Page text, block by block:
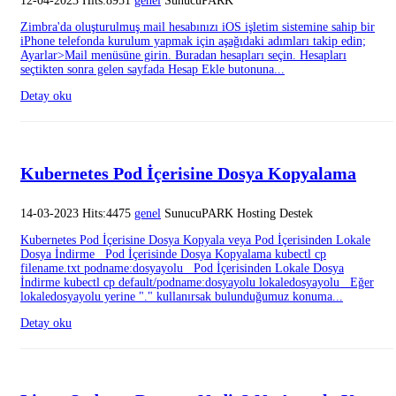
Zimbra'da oluşturulmuş mail hesabınızı iOS işletim sistemine sahip bir
iPhone telefonda kurulum yapmak için aşağıdaki adımları takip edin;
Ayarlar>Mail menüsüne girin. Buradan hesapları seçin. Hesapları
seçtikten sonra gelen sayfada Hesap Ekle butonuna...
Detay oku
Kubernetes Pod İçerisine Dosya Kopyalama
14-03-2023 Hits:4475 genel SunucuPARK Hosting Destek
Kubernetes Pod İçerisine Dosya Kopyala veya Pod İçerisinden Lokale
Dosya İndirme Pod İçerisinde Dosya Kopyalama kubectl cp
filename.txt podname:dosyayolu Pod İçerisinden Lokale Dosya
İndirme kubectl cp default/podname:dosyayolu lokaledosyayolu Eğer
lokaledosyayolu yerine "." kullanırsak bulunduğumuz konuma...
Detay oku